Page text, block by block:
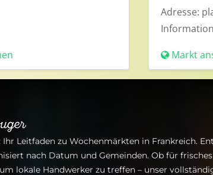
Adresse:
Markt
Ihr Leitfaden zu Wochenmärkten in Frankreich.
nach Datum und Gemeinden. Ob für
lokale Handwerker zu treffen – unser